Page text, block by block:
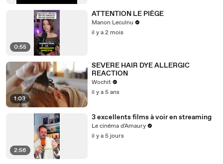
0:55
ATTENTION LE PIÈGE
Manon Leculnu
il y a 2 mois
1:03
SEVERE HAIR DYE ALLERGIC
REACTION
Wochit
il y a 5 ans
2:56
3 excellents films à voir en streaming
Le cinéma d'Amaury
il y a 5 jours